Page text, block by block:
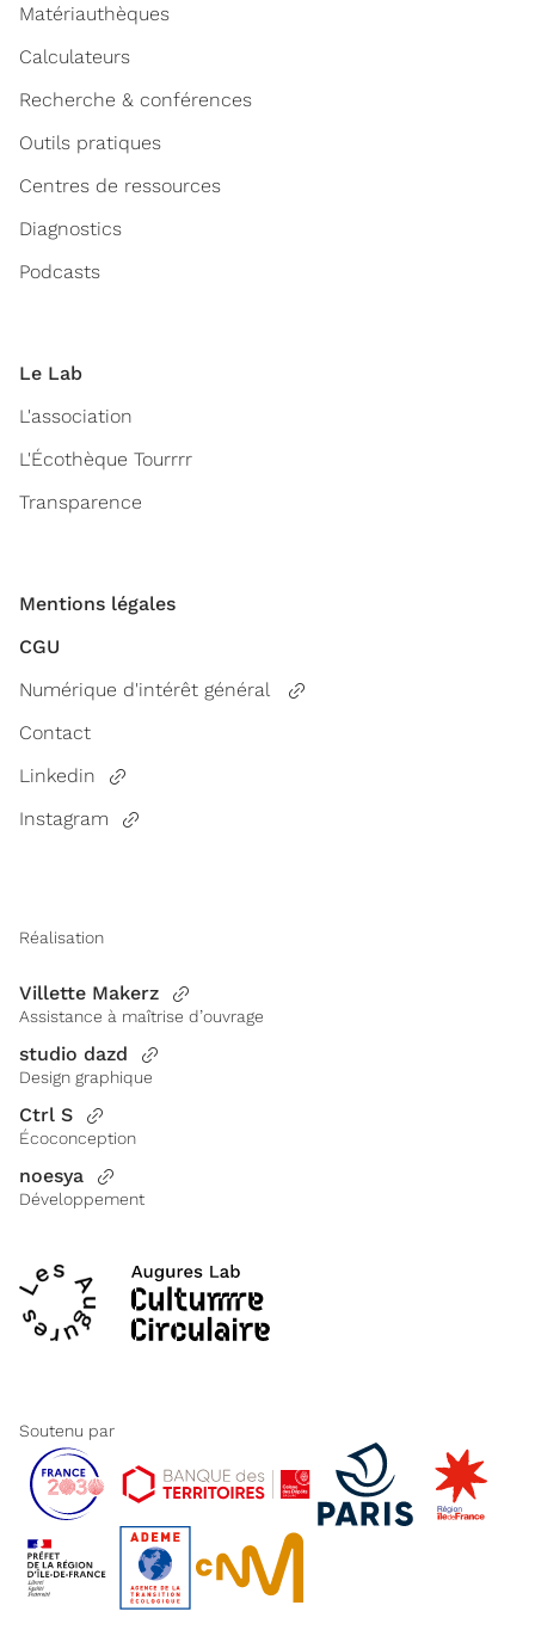
Matériauthèques
Calculateurs
Recherche & conférences
Outils pratiques
Centres de ressources
Diagnostics
Podcasts
Le Lab
L'association
L'Écothèque Tourrrr
Transparence
Mentions légales
CGU
Numérique d'intérêt général
Contact
Linkedin
Instagram
Réalisation
Villette Makerz
Assistance à maîtrise d’ouvrage
studio dazd
Design graphique
Ctrl S
Écoconception
noesya
Développement
Soutenu par